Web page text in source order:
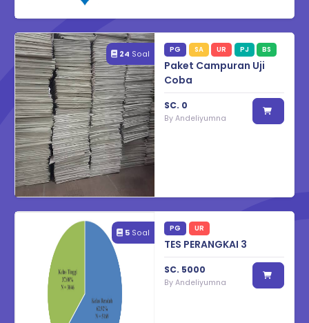
24 Soal PG SA UR PJ BS
Paket Campuran Uji
Coba
SC. 0
By Andeliyumna
5 Soal PG UR
TES PERANGKAI 3
SC. 5000
By Andeliyumna